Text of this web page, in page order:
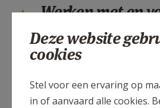
Werken met en
Dienst vreemdelingen
info.burgerzaken@sint-
truiden.be
Deze website
cookies
Stel voor een ervaring op
in of aanvaard alle cookies.